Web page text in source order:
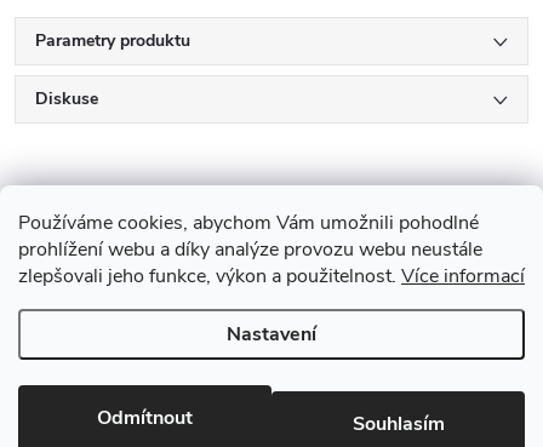
Používáme cookies, abychom Vám umožnili pohodlné
prohlížení webu a díky analýze provozu webu neustále
zlepšovali jeho funkce, výkon a použitelnost. Více informací
Nastavení
Odmítnout Souhlasím
Parametry produktu
Diskuse
Z
á
Drevobis Horoměřice. Všechna práva vyhrazena.
nastavení cookies